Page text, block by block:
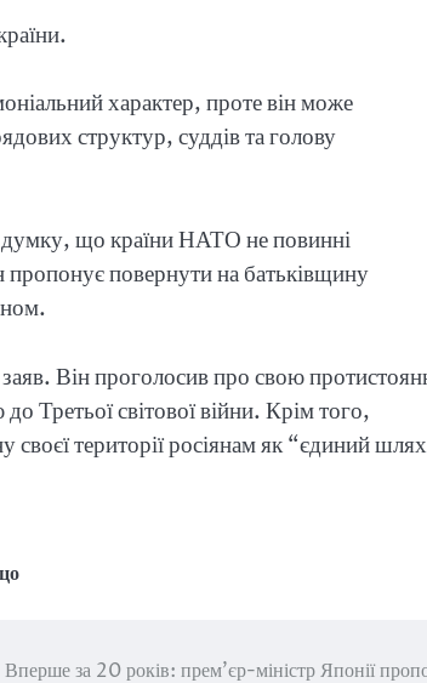
характер, проте він може
структур, суддів та голову
думку, що країни НАТО не повинні
пропонує повернути на батьківщину
Він проголосив про свою
Третьої світової війни. Крім того,
території росіянам як “єдиний шлях
Вперше за 20 років: прем’єр-міністр Японії